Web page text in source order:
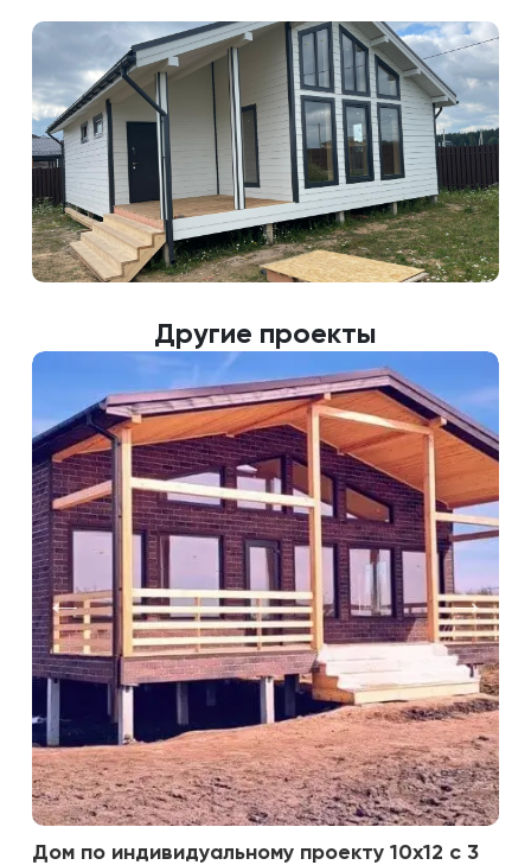
Другие проекты
Дом по индивидуальному проекту 10х12 с 3